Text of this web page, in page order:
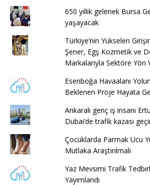
650 yıllık gelenek Bursa
yaşayacak
Türkiye’nin Yükselen
Şener, Egş Kozmetik ve
Markalarıyla Sektöre Yön
Esenboğa Havaalanı
Beklenen Proje Hayata
Ankaralı genç iş insanı
Dubai’de trafik kazası
Çocuklarda Parmak Ucu
Mutlaka Araştırılmalı
Yaz Mevsimi Trafik
Yayımlandı